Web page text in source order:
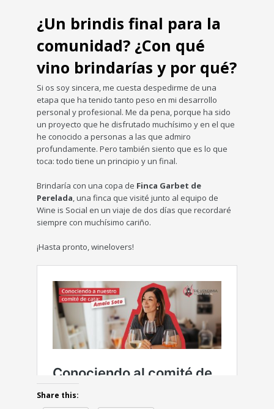
¿Un brindis final para la
comunidad? ¿Con qué
vino brindarías y por qué?
Si os soy sincera, me cuesta despedirme de una
etapa que ha tenido tanto peso en mi desarrollo
personal y profesional. Me da pena, porque ha sido
un proyecto que he disfrutado muchísimo y en el que
he conocido a personas a las que admiro
profundamente. Pero también siento que es lo que
toca: todo tiene un principio y un final.
Brindaría con una copa de Finca Garbet de
Perelada , una finca que visité junto al equipo de
Wine is Social en un viaje de dos días que recordaré
siempre con muchísimo cariño.
¡Hasta pronto, winelovers!
Share this: